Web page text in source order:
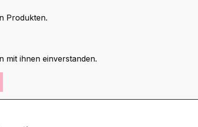
Produkten.
mit ihnen einverstanden.